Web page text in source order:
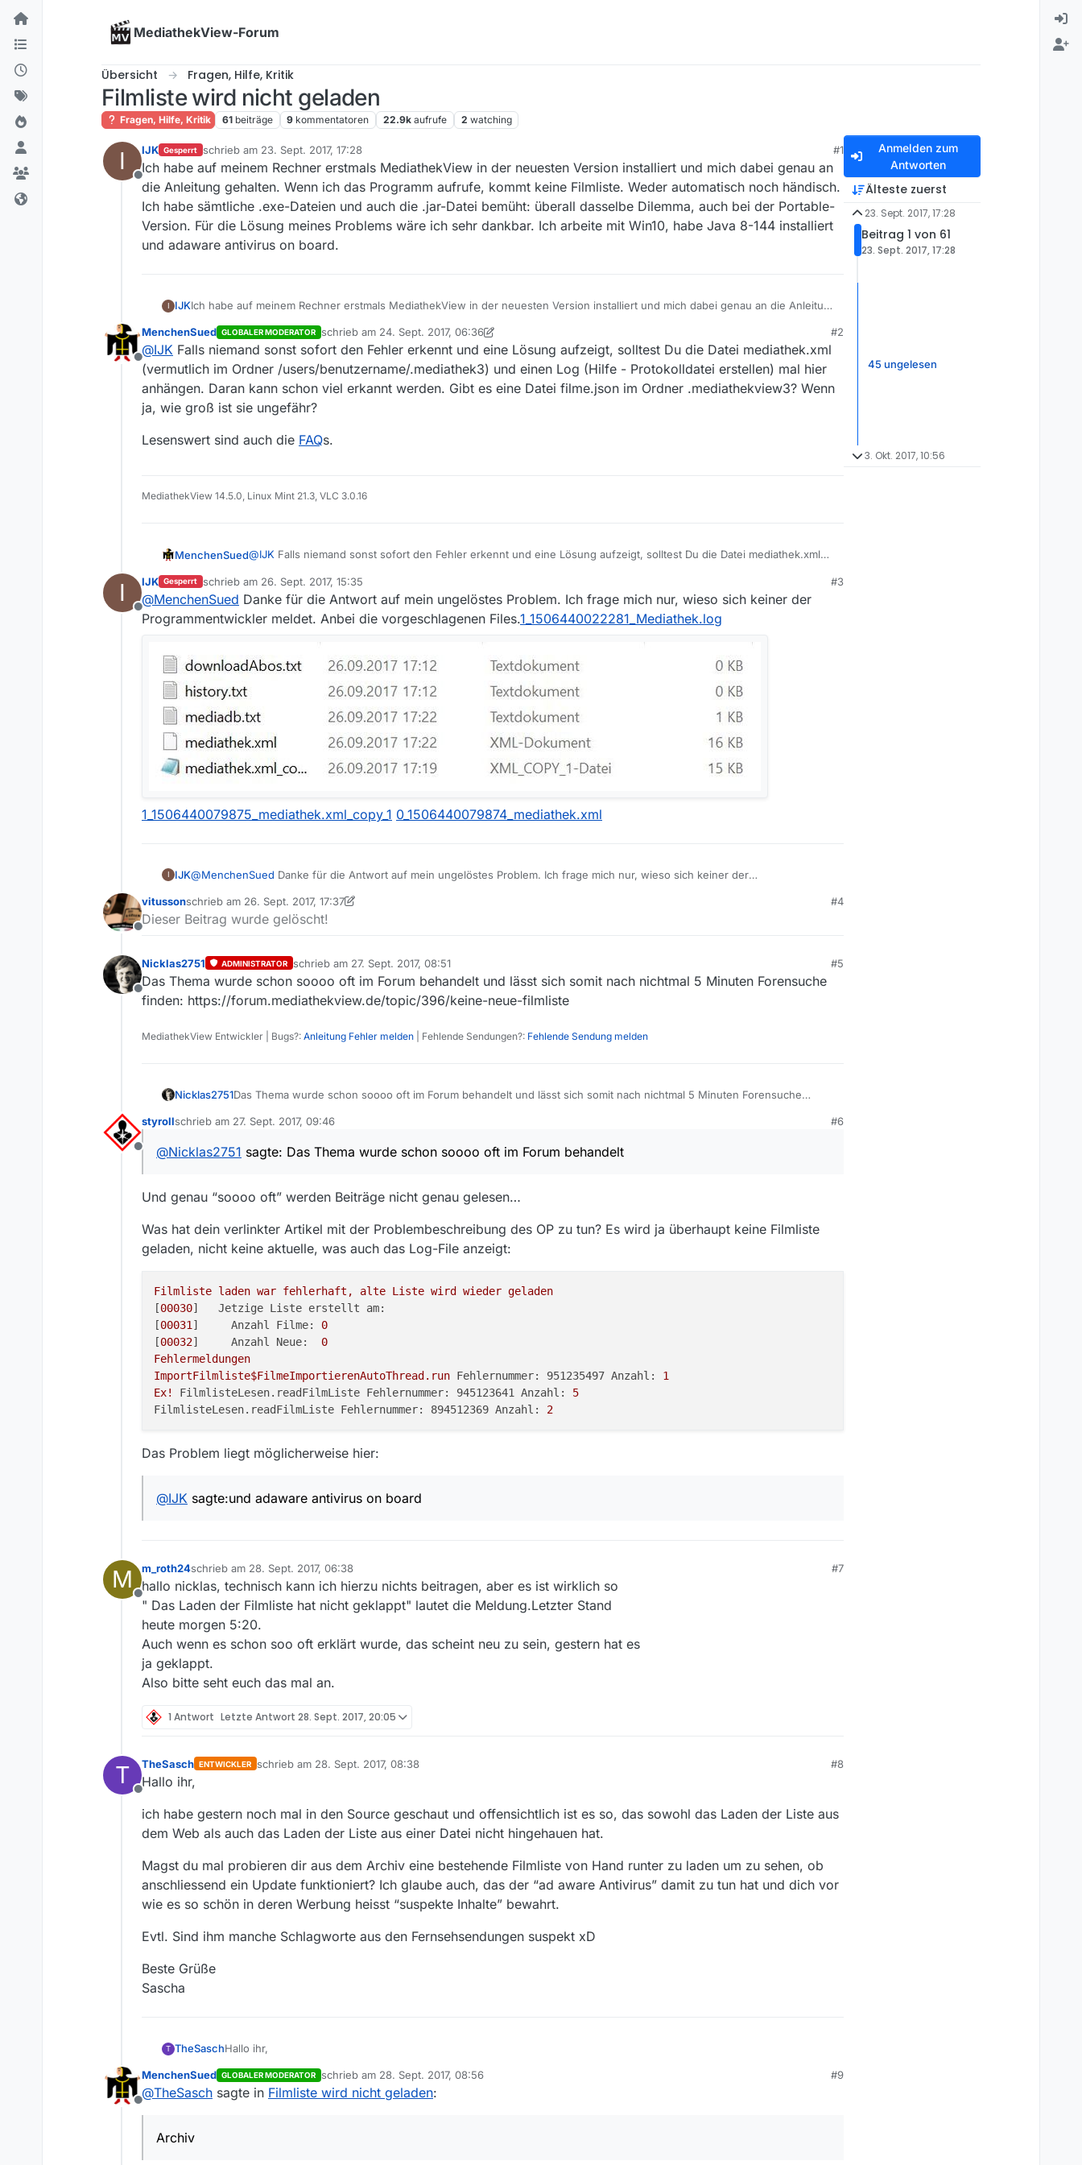
Skip to content
MediathekView-Forum
Übersicht Fragen, Hilfe, Kritik
Filmliste wird nicht geladen
Fragen, Hilfe, Kritik 61 beiträge 9 kommentatoren 22.9k aufrufe 2 watching
I
Offline
IJK Gesperrt schrieb am 23. Sept. 2017, 17:28
zuletzt editiert von
#1
Ich habe auf meinem Rechner erstmals MediathekView in der neuesten Version installiert und mich dabei genau an
die Anleitung gehalten. Wenn ich das Programm aufrufe, kommt keine Filmliste. Weder automatisch noch händisch.
Ich habe sämtliche .exe-Dateien und auch die .jar-Datei bemüht: überall dasselbe Dilemma, auch bei der Portable-
Version. Für die Lösung meines Problems wäre ich sehr dankbar. Ich arbeite mit Win10, habe Java 8-144 installiert
und adaware antivirus on board.
I IJKIch habe auf meinem Rechner erstmals MediathekView in der neuesten Version installiert und mich dabei genau an die Anleitung
Dateien und auch die .jar-Datei bemüht: überall dasselbe Dilemma, auch bei der Portable-Version. Für die Lösung meines
Problems wäre ich sehr dankbar. Ich arbeite mit Win10, habe Java 8-144 installiert und adaware antivirus on board.
Offline
MenchenSued GLOBALER MODERATOR schrieb am 24. Sept. 2017, 06:36
zuletzt editiert von MenchenSued
#2
@IJK Falls niemand sonst sofort den Fehler erkennt und eine Lösung aufzeigt, solltest Du die Datei mediathek.xml
(vermutlich im Ordner /users/benutzername/.mediathek3) und einen Log (Hilfe - Protokolldatei erstellen) mal hier
anhängen. Daran kann schon viel erkannt werden. Gibt es eine Datei filme.json im Ordner .mediathekview3? Wenn
ja, wie groß ist sie ungefähr?
Lesenswert sind auch die FAQs.
MediathekView 14.5.0, Linux Mint 21.3, VLC 3.0.16
MenchenSued@IJK Falls niemand sonst sofort den Fehler erkennt und eine Lösung aufzeigt, solltest Du die Datei mediathek.xml
anhängen. Daran kann schon viel erkannt werden. Gibt es eine Datei filme.json im Ordner .mediathekview3? Wenn
ja, wie groß ist sie ungefähr?
Lesenswert sind auch die
I
Offline
IJK Gesperrt schrieb am 26. Sept. 2017, 15:35
zuletzt editiert von
#3
@MenchenSued Danke für die Antwort auf mein ungelöstes Problem. Ich frage mich nur, wieso sich keiner der
Programmentwickler meldet. Anbei die vorgeschlagenen Files.1_1506440022281_Mediathek.log
1_1506440079875_mediathek.xml_copy_1 0_1506440079874_mediathek.xml
IJK@MenchenSued Danke für die Antwort auf mein ungelöstes Problem. Ich frage mich nur, wieso sich keiner der
Offline
vitussonschrieb am 26. Sept. 2017, 17:37
zuletzt editiert von vitusson
#4
Dieser Beitrag wurde gelöscht!
Offline
Nicklas2751 ADMINISTRATOR schrieb am 27. Sept. 2017, 08:51
zuletzt editiert von
#5
Das Thema wurde schon soooo oft im Forum behandelt und lässt sich somit nach nichtmal 5 Minuten Forensuche
finden: https://forum.mediathekview.de/topic/396/keine-neue-filmliste
MediathekView Entwickler | Bugs?: Anleitung Fehler melden | Fehlende Sendungen?: Fehlende Sendung melden
Nicklas2751Das Thema wurde schon soooo oft im Forum behandelt und lässt sich somit nach nichtmal 5 Minuten Forensuche
Offline
styrollschrieb am 27. Sept. 2017, 09:46
zuletzt editiert von
#6
@Nicklas2751 sagte: Das Thema wurde schon soooo oft im Forum behandelt
Und genau “soooo oft” werden Beiträge nicht genau gelesen…
Was hat dein verlinkter Artikel mit der Problembeschreibung des OP zu tun? Es wird ja überhaupt keine Filmliste
geladen, nicht keine aktuelle, was auch das Log-File anzeigt:
Filmliste laden war fehlerhaft, alte Liste wird wieder geladen
[00030] Jetzige Liste erstellt am:
[00031 ] Anzahl Filme:
0
[00032] Anzahl Neue:
0
Fehlermeldungen
ImportFilmliste$FilmeImportierenAutoThread.run Fehlernummer: 951235497 Anzahl:
1
Ex!
FilmlisteLesen.readFilmListe Fehlernummer: 945123641 Anzahl:
5
FilmlisteLesen.readFilmListe Fehlernummer: 894512369 Anzahl:
2
Das Problem liegt möglicherweise hier:
@IJK sagte:und adaware antivirus on board
M
Offline
m_roth24schrieb am 28. Sept. 2017, 06:38
zuletzt editiert von
#7
hallo nicklas, technisch kann ich hierzu nichts beitragen, aber es ist wirklich so
" Das Laden der Filmliste hat nicht geklappt" lautet die Meldung.Letzter Stand
heute morgen 5:20.
Auch wenn es schon soo oft erklärt wurde, das scheint neu zu sein, gestern hat es
ja geklappt.
Also bitte seht euch das mal an.
1 Antwort Letzte Antwort 28. Sept. 2017, 20:05
T
Offline
TheSasch ENTWICKLER schrieb am 28. Sept. 2017, 08:38
zuletzt editiert von
#8
Hallo ihr,
ich habe gestern noch mal in den Source geschaut und offensichtlich ist es so, das sowohl das Laden der Liste aus
dem Web als auch das Laden der Liste aus einer Datei nicht hingehauen hat.
Magst du mal probieren dir aus dem Archiv eine bestehende Filmliste von Hand runter zu laden um zu sehen, ob
anschliessend ein Update funktioniert? Ich glaube auch, das der “ad aware Antivirus” damit zu tun hat und dich vor
wie es so schön in deren Werbung heisst “suspekte Inhalte” bewahrt.
Evtl. Sind ihm manche Schlagworte aus den Fernsehsendungen suspekt xD
Beste Grüße
Sascha
T TheSaschHallo ihr,
ich habe gestern noch mal in den Source geschaut und offensichtlich ist es so, das sowohl das Laden der Liste aus dem
Web als auch das Laden der Liste aus einer Datei nicht hingehauen hat.
Offline
MenchenSued GLOBALER MODERATOR schrieb am 28. Sept. 2017, 08:56
zuletzt editiert von
#9
@TheSasch sagte in Filmliste wird nicht geladen:
Archiv
Anmelden zum
Antworten
Älteste zuerst
23. Sept. 2017, 17:28
Beitrag 1 von 61
23. Sept. 2017, 17:28
45 ungelesen
3. Okt. 2017, 10:56